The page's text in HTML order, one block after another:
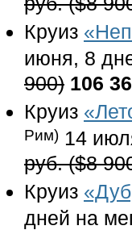
Круиз
июня, 8
900) 106
Круиз
Рим) 14
руб. ($8
Круиз
дней на